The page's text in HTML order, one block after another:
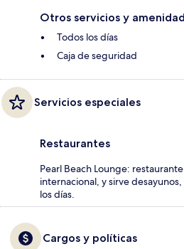
Otros servicios y
Todos los días
Caja de seguridad
Servicios especiales
Restaurantes
Pearl Beach Lounge:
internacional, y sirve
los días.
Cargos y políticas